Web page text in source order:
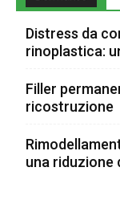
Distress da
rinoplastica:
Filler
ricostruzione
una riduzione